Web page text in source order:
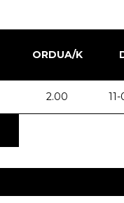
ORDUA/K
2.00